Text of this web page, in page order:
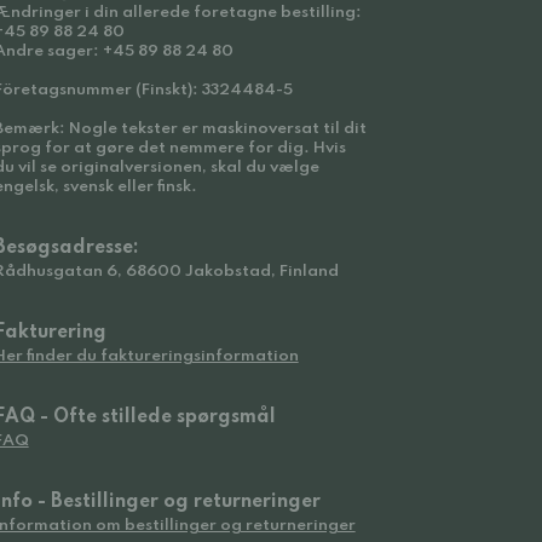
i din allerede foretagne bestilling:
89 88 24 80
sager: +45 89 88 24 80
(Finskt): 3324484-5
Nogle tekster er maskinoversat til dit
for at gøre det nemmere for dig. Hvis
vil se originalversionen, skal du vælge
svensk eller finsk.
6, 68600 Jakobstad, Finland
finder du faktureringsinformation
- Ofte stillede spørgsmål
- Bestillinger og returneringer
om bestillinger og returneringer